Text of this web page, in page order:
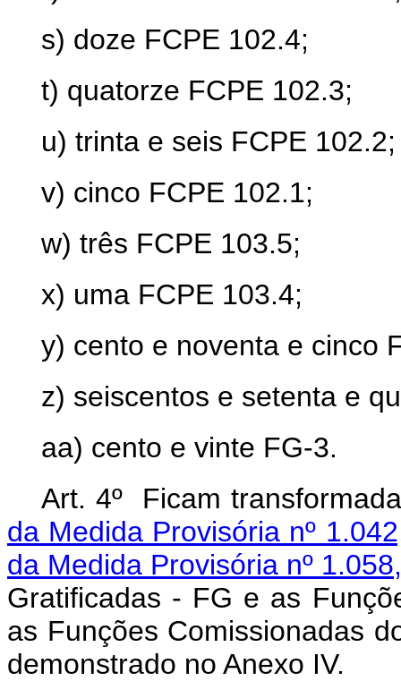
s) doze FCPE 102.4;
t) quatorze FCPE 102.3;
u) trinta e seis FCPE 102.2;
v) cinco FCPE 102.1;
w) três FCPE 103.5;
x) uma FCPE 103.4;
y) cento e noventa e cinco
z) seiscentos e setenta e
aa) cento e vinte FG-3.
Art. 4º Ficam
da Medida Provisória nº
da Medida Provisória nº
Gratificadas - FG e as
as Funções Comissionadas
demonstrado no Anexo IV.